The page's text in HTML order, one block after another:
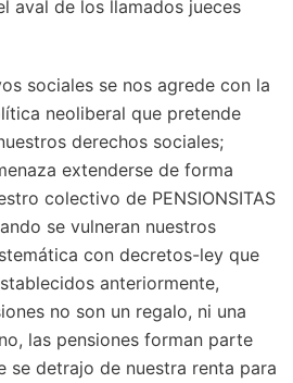
aval de los llamados jueces
sociales se nos agrede con la
neoliberal que pretende
derechos sociales;
extenderse de forma
colectivo de PENSIONSITAS
se vulneran nuestros
con decretos-ley que
anteriormente,
no son un regalo, ni una
las pensiones forman parte
se detrajo de nuestra renta para